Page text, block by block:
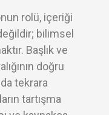
rolü, içeriği
bilimsel
Başlık ve
doğru
tekrara
tartışma